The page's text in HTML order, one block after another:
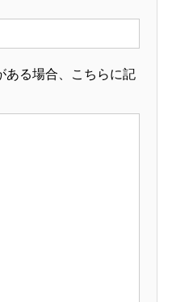
ある場合、こちらに記